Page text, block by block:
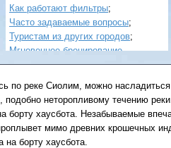
Как работают фильтры;
Часто задаваемые вопросы;
Туристам из других городов;
Мгновенное бронирование.
по реке Сиолим, можно
неторопливому течению
хаусбота. Незабываемые
мимо древних крошечных
на борту хаусбота.